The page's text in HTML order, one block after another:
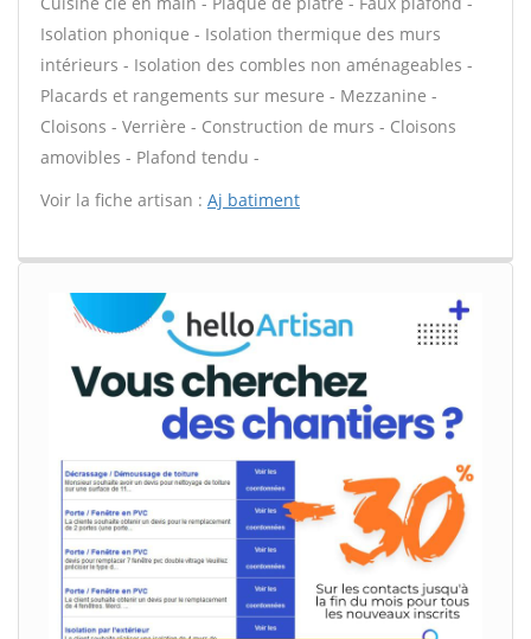
Isolation phonique - Isolation thermique des murs
intérieurs - Isolation des combles non aménageables -
Placards et rangements sur mesure - Mezzanine -
Cloisons - Verrière - Construction de murs - Cloisons
amovibles - Plafond tendu -
Voir la fiche artisan : Aj batiment